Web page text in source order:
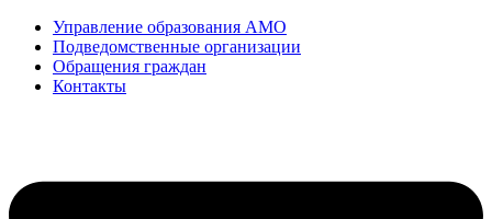
Управление образования АМО
Подведомственные организации
Обращения граждан
Контакты